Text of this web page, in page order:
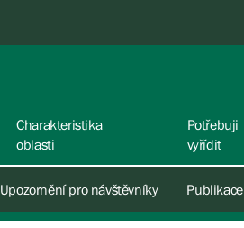
Upozornění pro návštěvníky Publikace
Charakteristika
oblasti
Potřebuji
vyřídit